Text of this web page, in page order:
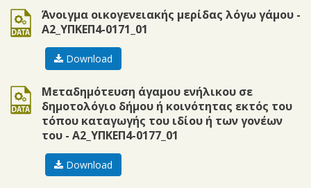
Άνοιγμα οικογενειακής μερίδας λόγω γάμου -
Α2_ΥΠΚΕΠ4-0171_01
doc
Download
Μεταδημότευση άγαμου ενήλικου σε
δημοτολόγιο δήμου ή κοινότητας εκτός του
τόπου καταγωγής του ιδίου ή των γονέων
του - Α2_ΥΠΚΕΠ4-0177_01
doc
Download